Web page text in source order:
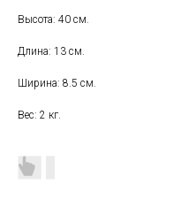
Высота: 40 см.
Длина: 13 см.
Ширина: 8.5 см.
Вес: 2 кг.